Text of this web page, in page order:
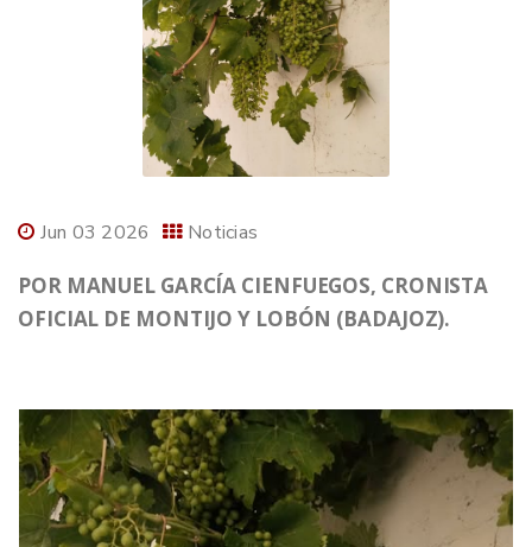
Jun 03 2026 Noticias
POR MANUEL GARCÍA CIENFUEGOS, CRONISTA
OFICIAL DE MONTIJO Y LOBÓN (BADAJOZ).